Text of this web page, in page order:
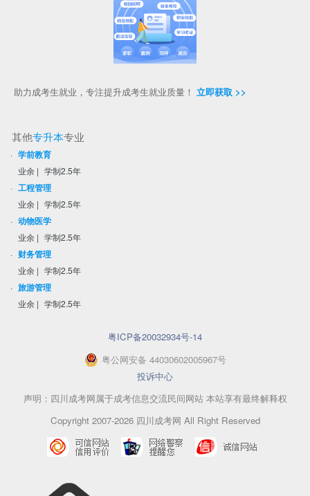
助力成考生就业，专注提升成考生就业质量！ 立即获取 >>
其他专升本专业
· 学前教育
业余 | 学制2.5年
· 工程管理
业余 | 学制2.5年
· 动物医学
业余 | 学制2.5年
· 财务管理
业余 | 学制2.5年
· 旅游管理
业余 | 学制2.5年
粤ICP备20032934号-14
粤公网安备 44030602005967号
投诉中心
声明：四川成考网属于成考信息交流民间网站 本站享有最终解释权
Copyright 2007-2026 四川成考网 All Right Reserved